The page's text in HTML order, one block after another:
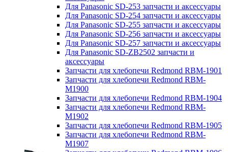
Для Panasonic SD-253 запчасти и аксессуары
Для Panasonic SD-254 запчасти и аксессуары
Для Panasonic SD-255 запчасти и аксессуары
Для Panasonic SD-256 запчасти и аксессуары
Для Panasonic SD-257 запчасти и аксессуары
Для Panasonic SD-ZB2502 запчасти и
аксессуары
Запчасти для хлебопечи Redmond RBM-1901
Запчасти для хлебопечи Redmond RBM-
M1900
Запчасти для хлебопечи Redmond RBM-1904
Запчасти для хлебопечи Redmond RBM-
M1902
Запчасти для хлебопечи Redmond RBM-1905
Запчасти для хлебопечи Redmond RBM-
M1907